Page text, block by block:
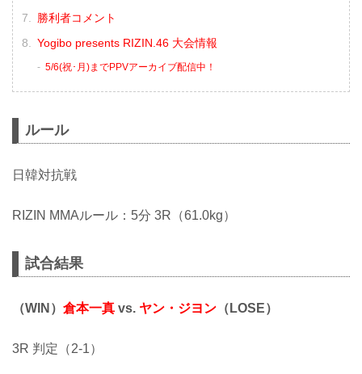
勝利者コメント
Yogibo presents RIZIN.46 大会情報
5/6(祝･月)までPPVアーカイブ配信中！
ルール
⽇韓対抗戦
RIZIN MMAルール：5分 3R（61.0kg）
試合結果
（WIN） 倉本一真 vs. ヤン・ジヨン （LOSE）
3R 判定（2-1）